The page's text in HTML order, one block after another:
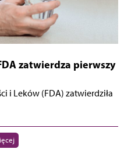
zatwierdza pierwszy
i Leków (FDA) zatwierdziła